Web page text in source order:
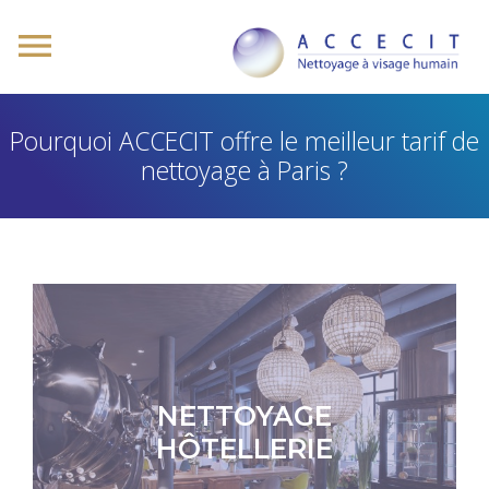
Pourquoi ACCECIT offre le meilleur tarif de
nettoyage à Paris ?
NETTOYAGE
HÔTELLERIE